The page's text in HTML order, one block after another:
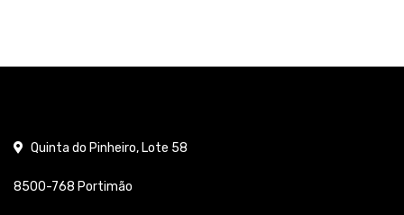
Quinta do Pinheiro, Lote 58
8500-768 Portimão